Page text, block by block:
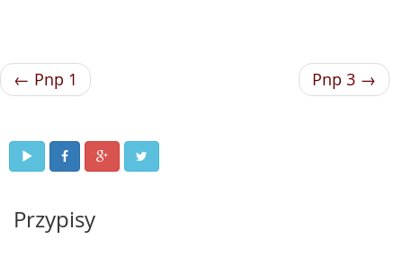
← Pnp 1 Pnp 3 →
Przypisy